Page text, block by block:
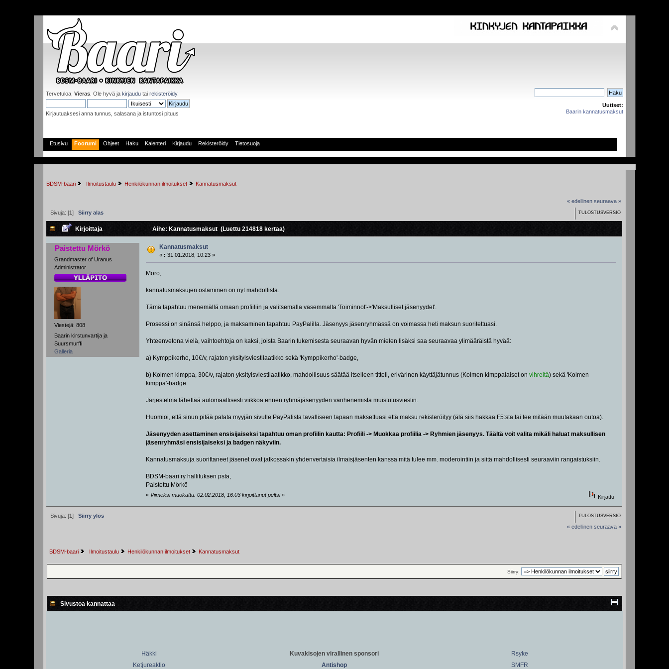
Tervetuloa,Vieras . Ole hyvä jakirjaudu tairekisteröidy.
Kirjautuaksesi anna tunnus, salasana ja istuntosi pituus
Uutiset:
Baarin kannatusmaksut
Etusivu Foorumi Ohjeet Haku Kalenteri Kirjaudu Rekisteröidy Tietosuoja
BDSM-baari Ilmoitustaulu Henkilökunnan ilmoitukset Kannatusmaksut
« edellinen seuraava »
TULOSTUSVERSIO
Sivuja: [1]Siirry alas
Kirjoittaja Aihe: Kannatusmaksut (Luettu 214818 kertaa)
Paistettu Mörkö
Grandmaster of Uranus
Administrator
Viestejä: 808
Baarin kirstunvartija ja
Suursmurffi
Galleria
Kannatusmaksut
« : 31.01.2018, 10:23 »
Moro,
kannatusmaksujen ostaminen on nyt mahdollista.
Tämä tapahtuu menemällä omaan profiiliin ja valitsemalla vasemmalta 'Toiminnot'->'Maksulliset jäsenyydet'.
Prosessi on sinänsä helppo, ja maksaminen tapahtuu PayPalilla. Jäsenyys jäsenryhmässä on voimassa heti maksun suoritettuasi.
Yhteenvetona vielä, vaihtoehtoja on kaksi, joista Baarin tukemisesta seuraavan hyvän mielen lisäksi saa seuraavaa ylimääräistä hyvää:
a) Kymppikerho, 10€/v, rajaton yksityisviestilaatikko sekä 'Kymppikerho'-badge,
b) Kolmen kimppa, 30€/v, rajaton yksityisviestilaatikko, mahdollisuus säätää itselleen titteli, erivärinen käyttäjätunnus (Kolmen kimppalaiset on vihreitä) sekä 'Kolmen
kimppa'-badge
Järjestelmä lähettää automaattisesti viikkoa ennen ryhmäjäsenyyden vanhenemista muistutusviestin.
Huomioi, että sinun pitää palata myyjän sivulle PayPalista tavalliseen tapaan maksettuasi että maksu rekisteröityy (älä siis hakkaa F5:sta tai tee mitään muutakaan outoa).
Jäsenyyden asettaminen ensisijaiseksi tapahtuu oman profiilin kautta: Profiili -> Muokkaa profiilia -> Ryhmien jäsenyys. Täältä voit valita mikäli haluat maksullisen
jäsenryhmäsi ensisijaiseksi ja badgen näkyviin.
Kannatusmaksuja suorittaneet jäsenet ovat jatkossakin yhdenvertaisia ilmaisjäsenten kanssa mitä tulee mm. moderointiin ja siitä mahdollisesti seuraaviin rangaistuksiin.
BDSM-baari ry hallituksen psta,
Paistettu Mörkö
« Viimeksi muokattu: 02.02.2018, 16:03 kirjoittanut peltsi» Kirjattu
TULOSTUSVERSIO
Sivuja: [1]Siirry ylös
« edellinen seuraava »
BDSM-baari Ilmoitustaulu Henkilökunnan ilmoitukset Kannatusmaksut
Siirry:
Sivustoa kannattaa
Häkki Kuvakisojen virallinen sponsori
Rsyke
Ketjureaktio
Antishop SMFR